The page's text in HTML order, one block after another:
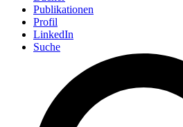
Publikationen
Profil
LinkedIn
Suche